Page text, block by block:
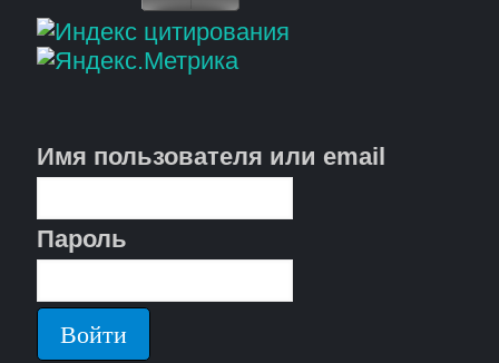
Имя пользователя или email
Пароль